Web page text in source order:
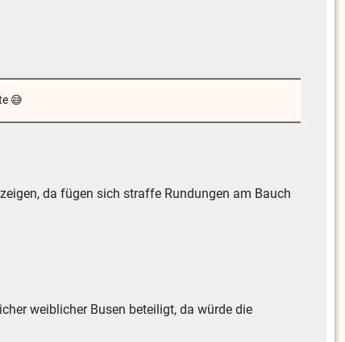
😅
da fügen sich straffe Rundungen am Bauch
weiblicher Busen beteiligt, da würde die